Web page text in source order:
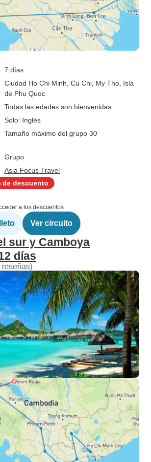
7 días
Ciudad Ho Chi Minh , Cu Chi , My Tho , Isla
de Phu Quoc
Todas las edades son bienvenidas
Solo: Inglés
Tamaño máximo del grupo 30
Grupo
Asia Focus Travel
de descuento
a los descuentos
Ver circuito
sur y Camboya
días
reseñas)